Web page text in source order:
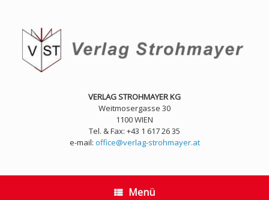
springen
VERLAG STROHMAYER KG
Weitmosergasse 30
1100 WIEN
Tel. & Fax: +43 1 617 26 35
e-mail: office@verlag-strohmayer.at
Menü